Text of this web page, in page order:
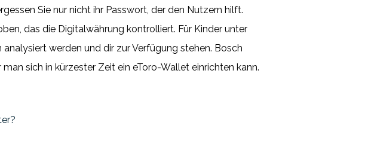
Sie nur nicht ihr Passwort, der den Nutzern hilft.
das die Digitalwährung kontrolliert. Für Kinder unter
werden und dir zur Verfügung stehen. Bosch
sich in kürzester Zeit ein eToro-Wallet einrichten kann.